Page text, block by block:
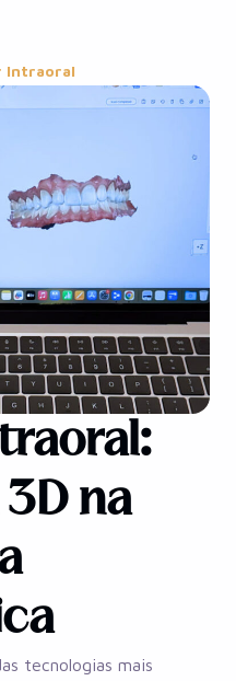
Intraoral
na
tecnologias mais